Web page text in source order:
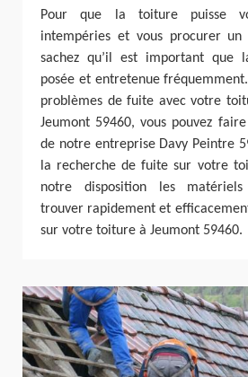
Pour que la toiture puisse
intempéries et vous procurer
sachez qu’il est important que
posée et entretenue
problèmes de fuite avec votre
Jeumont 59460, vous pouvez
de notre entreprise Davy Peintre
la recherche de fuite sur votre
notre disposition les matériels
trouver rapidement et
sur votre toiture à Jeumont 59460.